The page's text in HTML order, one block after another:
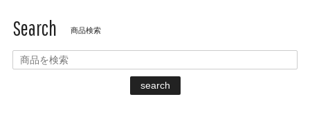
Search 商品検索
search